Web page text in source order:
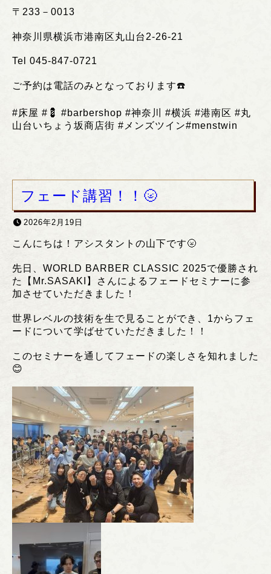
〒 233 － 0013
神奈川県横浜市港南区丸山台 2-26-21
Tel 045-847-0721
ご予約は電話のみとなっております☎️
#床屋 #💈 #barbershop #神奈川 #横浜 #港南区 #丸
山台いちょう坂商店街 # メンズツイン#menstwin
フェード講習！！🌝
2026年2月19日
こんにちは！アシスタントの山下です🌝
先日、WORLD BARBER CLASSIC 2025で優勝され
た【Mr.SASAKI】さんによるフェードセミナーに参
加させていただきました！
世界レベルの技術を生で見ることができ、1からフェ
ードについて学ばせていただきました！！
このセミナーを通してフェードの楽しさを知れました
😊